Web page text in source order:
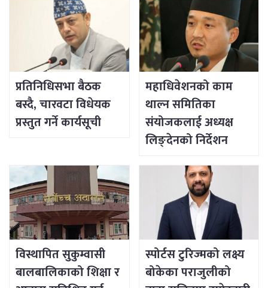
प्रतिनिधिसभा बैठक
बस्दै, चारवटा विधेयक
प्रस्तुत गर्ने कार्यसूची
महाधिवेशनको काम
थाल्न समितिका
संयोजकलाई अध्यक्ष
लिङ्देनको निर्देशन
विस्थापित सुकुम्वासी
बालबालिकाको शिक्षा र
स्पोर्टस टुरिज्मको लक्ष्य
बोकेका पराजुलीको